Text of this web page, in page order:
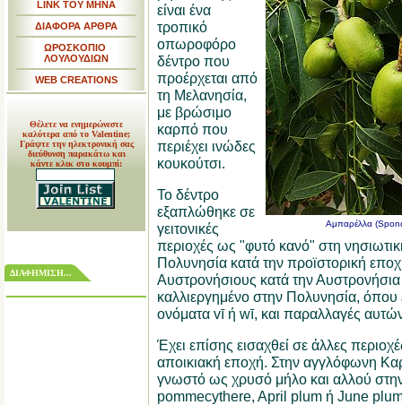
LINK TOY MHNA
ΔΙΑΦΟΡΑ ΑΡΘΡΑ
ΩΡΟΣΚΟΠΙΟ
ΛΟΥΛΟΥΔΙΩΝ
WEB CREATIONS
Θέλετε να ενημερώνεστε
καλύτερα από το Valentine;
Γράψτε την ηλεκτρονική σας
διεύθυνση παρακάτω και
κάντε κλικ στο κουμπί:
ΔΙΑΦΗΜΙΣΗ...
Αμπαρέλλα
είναι ένα
τροπικό
οπωροφόρο
δέντρο που
προέρχεται από
τη Μελανησία,
με βρώσιμο
καρπό που
περιέχει ινώδες
κουκούτσι.
Το δέντρο
εξαπλώθηκε σε
γειτονικές
περιοχές ως "φυτό κανό" στη
Πολυνησία κατά την προϊστορική
Αυστρονήσιους κατά την
καλλιεργημένο στην Πολυνησία, όπου
ονόματα vī ή wī, και παραλλαγές
Έχει επίσης εισαχθεί σε άλλες
αποικιακή εποχή. Στην αγγλόφωνη
γνωστό ως χρυσό μήλο και αλλού
pommecythere, April plum ή June